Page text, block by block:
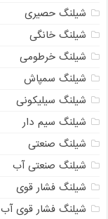
شیلنگ حصیری
شیلنگ خانگی
شیلنگ خرطومی
شیلنگ سمپاش
شیلنگ سیلیکونی
شیلنگ سیم دار
شیلنگ صنعتی
شیلنگ صنعتی آب
شیلنگ فشار قوی
شیلنگ فشار قوی آب